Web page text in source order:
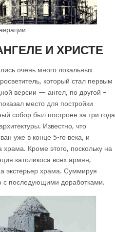
И ХРИСТЕ
очень много локальных
который стал первым
версии — ангел, по другой –
место для постройки
собор был построен за три года
Известно, что
уже в конце 5-го века, и
храма. Кроме этого, поскольку на
католикоса всех армян,
экстерьер храма. Суммируя
с последующими доработками.